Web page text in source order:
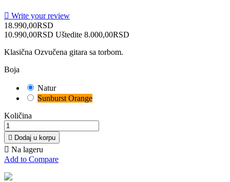
 Write your review
18.990,00RSD
10.990,00RSD Uštedite 8.000,00RSD
Klasična Ozvučena gitara sa torbom.
Boja
Natur
Sunburst Orange
Količina
 Dodaj u korpu
 Na lageru
Add to Compare